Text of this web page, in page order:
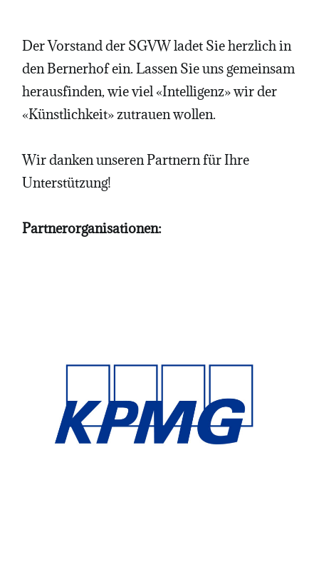
Der Vorstand der SGVW ladet Sie herzlich in
den Bernerhof ein. Lassen Sie uns gemeinsam
herausfinden, wie viel «Intelligenz» wir der
«Künstlichkeit» zutrauen wollen.
Wir danken unseren Partnern für Ihre
Unterstützung!
Partnerorganisationen: